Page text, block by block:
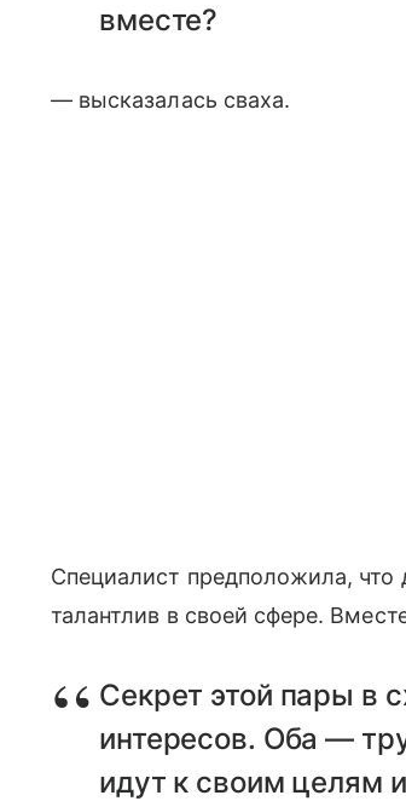
вместе?
— высказалась сваха.
Специалист предположила,
талантлив в своей сфере.
Секрет этой пары в
интересов. Оба —
идут к своим целям